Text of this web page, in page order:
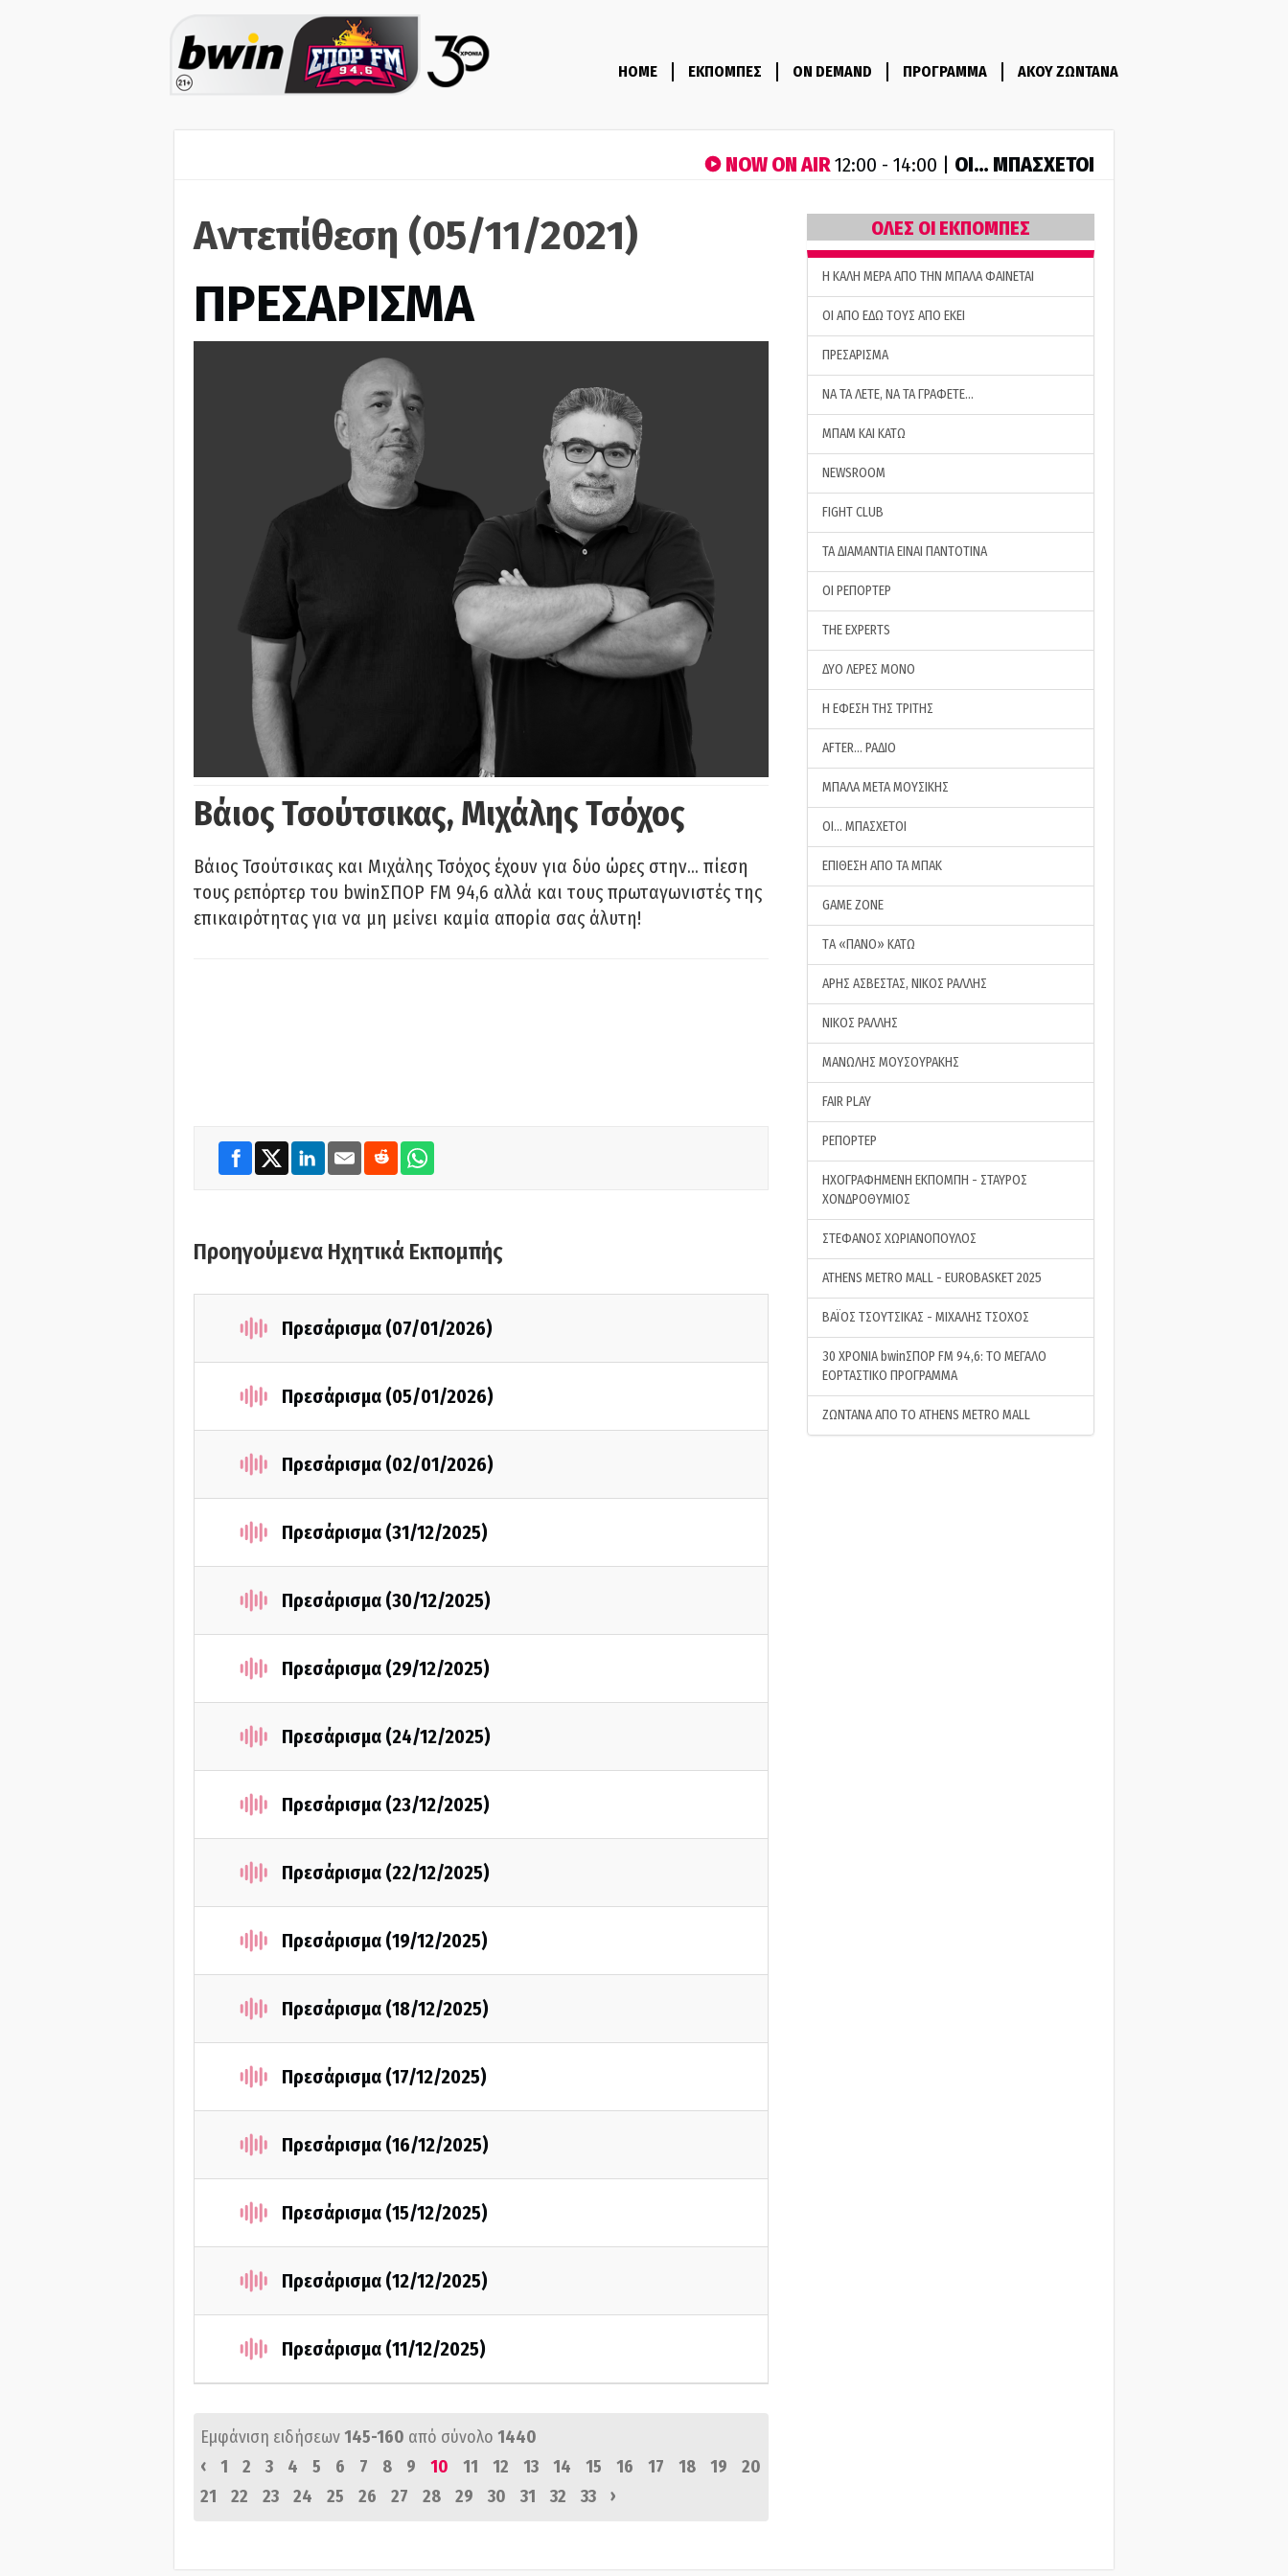
HOME ΕΚΠΟΜΠΕΣ ON DEMAND ΠΡΟΓΡΑΜΜΑ ΑΚΟΥ ΖΩΝΤΑΝΑ
NOW ON AIR12:00 - 14:00 | ΟΙ… ΜΠΑΣΧΕΤΟΙ
Αντεπίθεση (05/11/2021)
ΠΡΕΣΑΡΙΣΜΑ
Βάιος Τσούτσικας, Μιχάλης Τσόχος
Βάιος Τσούτσικας και Μιχάλης Τσόχος έχουν για δύο ώρες στην… πίεση
τους ρεπόρτερ του bwinΣΠΟΡ FM 94,6 αλλά και τους πρωταγωνιστές της
επικαιρότητας για να μη μείνει καμία απορία σας άλυτη!
Προηγούμενα Ηχητικά Εκπομπής
Πρεσάρισμα (07/01/2026)
Πρεσάρισμα (05/01/2026)
Πρεσάρισμα (02/01/2026)
Πρεσάρισμα (31/12/2025)
Πρεσάρισμα (30/12/2025)
Πρεσάρισμα (29/12/2025)
Πρεσάρισμα (24/12/2025)
Πρεσάρισμα (23/12/2025)
Πρεσάρισμα (22/12/2025)
Πρεσάρισμα (19/12/2025)
Πρεσάρισμα (18/12/2025)
Πρεσάρισμα (17/12/2025)
Πρεσάρισμα (16/12/2025)
Πρεσάρισμα (15/12/2025)
Πρεσάρισμα (12/12/2025)
Πρεσάρισμα (11/12/2025)
Εμφάνιση ειδήσεων145-160 από σύνολο 1440
‹
1 2 3 4 5 6 7 8 9 10 11 12 13 14 15 16 17 18 19
20
21
22 23 24 25 26 27 28 29 30 31 32 33 ›
ΟΛΕΣ ΟΙ ΕΚΠΟΜΠΕΣ
H ΚΑΛΗ ΜΕΡΑ ΑΠΟ ΤΗΝ ΜΠΑΛΑ ΦΑΙΝΕΤΑΙ
ΟΙ ΑΠΟ ΕΔΩ ΤΟΥΣ ΑΠΟ ΕΚΕΙ
ΠΡΕΣΑΡΙΣΜΑ
ΝΑ ΤΑ ΛΕΤΕ, ΝΑ ΤΑ ΓΡΑΦΕΤΕ…
ΜΠΑΜ ΚΑΙ ΚΑΤΩ
NEWSROOM
FIGHT CLUB
ΤΑ ΔΙΑΜΑΝΤΙΑ ΕΙΝΑΙ ΠΑΝΤΟΤΙΝΑ
ΟΙ ΡΕΠΟΡΤΕΡ
THE EXPERTS
ΔΥΟ ΛΕΡΕΣ ΜΟΝΟ
Η ΕΦΕΣΗ ΤΗΣ ΤΡΙΤΗΣ
AFTER… ΡΑΔΙΟ
ΜΠΑΛΑ ΜΕΤΑ ΜΟΥΣΙΚΗΣ
ΟΙ… ΜΠΑΣΧΕΤΟΙ
ΕΠΙΘΕΣΗ ΑΠΟ ΤΑ ΜΠΑΚ
GAME ZONE
ΤA «ΠΑΝΟ» ΚΑΤΩ
ΑΡΗΣ ΑΣΒΕΣΤΑΣ, ΝΙΚΟΣ ΡΑΛΛΗΣ
ΝΙΚΟΣ ΡΑΛΛΗΣ
ΜΑΝΩΛΗΣ ΜΟΥΣΟΥΡΑΚΗΣ
FAIR PLAY
ΡΕΠΟΡΤΕΡ
ΗΧΟΓΡΑΦΗΜΕΝΗ ΕΚΠΟΜΠΗ - ΣΤΑΥΡΟΣ
ΧΟΝΔΡΟΘΥΜΙΟΣ
ΣΤΕΦΑΝΟΣ ΧΩΡΙΑΝΟΠΟΥΛΟΣ
ATHENS METRO MALL - EUROBASKET 2025
ΒΑΪΟΣ ΤΣΟΥΤΣΙΚΑΣ - ΜΙΧΑΛΗΣ ΤΣΟΧΟΣ
30 ΧΡΟΝΙΑ bwinΣΠΟΡ FM 94,6: ΤΟ ΜΕΓΑΛΟ
ΕΟΡΤΑΣΤΙΚΟ ΠΡΟΓΡΑΜΜΑ
ΖΩΝΤΑΝΑ ΑΠΟ ΤΟ ATHENS METRO MALL